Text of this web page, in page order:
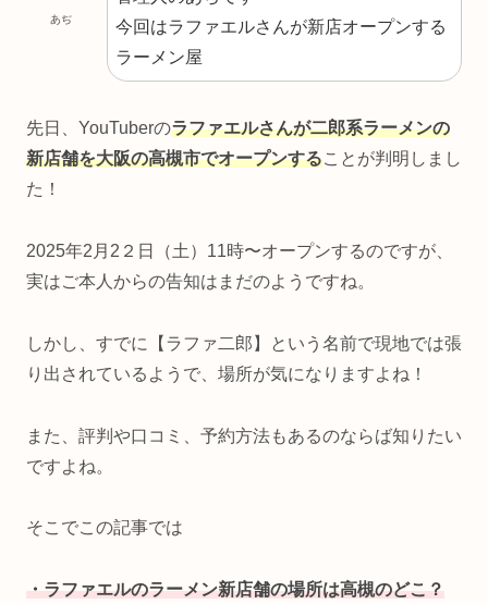
あぢ
今回はラファエルさんが新店オープンする
ラーメン屋
先日、YouTuberのラファエルさんが二郎系ラーメンの
新店舗を大阪の高槻市でオープンすることが判明しまし
た！
2025年2月2２日（土）11時〜オープンするのですが、
実はご本人からの告知はまだのようですね。
しかし、すでに【ラファ二郎】という名前で現地では張
り出されているようで、場所が気になりますよね！
また、評判や口コミ、予約方法もあるのならば知りたい
ですよね。
そこでこの記事では
・ラファエルのラーメン新店舗の場所は高槻のどこ？